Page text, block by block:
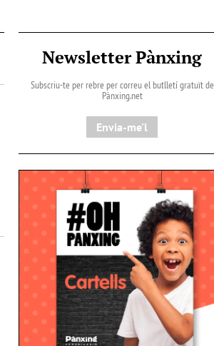
Newsletter Pànxing
Subscriu-te per rebre per correu el butlletí gratuït de
Pànxing.net​
Envia-me'l